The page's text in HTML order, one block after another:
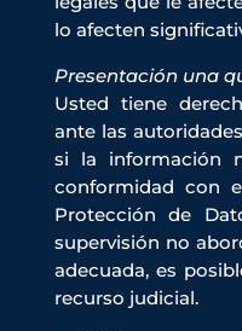
lo afecten
Presentación una
Usted tiene
ante las
si la información
conformidad con
Protección de
supervisión no
adecuada, es
recurso judicial.